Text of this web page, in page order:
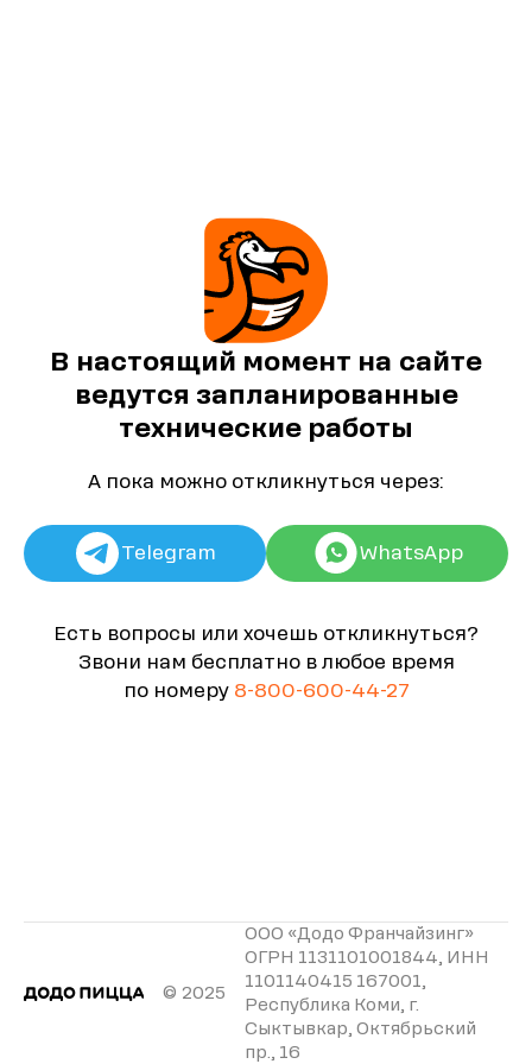
В настоящий момент на сайте
ведутся запланированные
технические работы
А пока можно откликнуться через:
Telegram WhatsApp
Есть вопросы или хочешь откликнуться?
Звони нам бесплатно в любое время
по номеру 8-800-600-44-27
© 2025
ООО «Додо Франчайзинг»
ОГРН 1131101001844, ИНН
1101140415 167001,
Республика Коми, г.
Сыктывкар, Октябрьский
пр., 16